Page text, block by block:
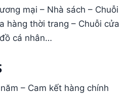
mại – Nhà sách – Chuỗi
hàng thời trang – Chuỗi cửa
cá nhân…
– Cam kết hàng chính